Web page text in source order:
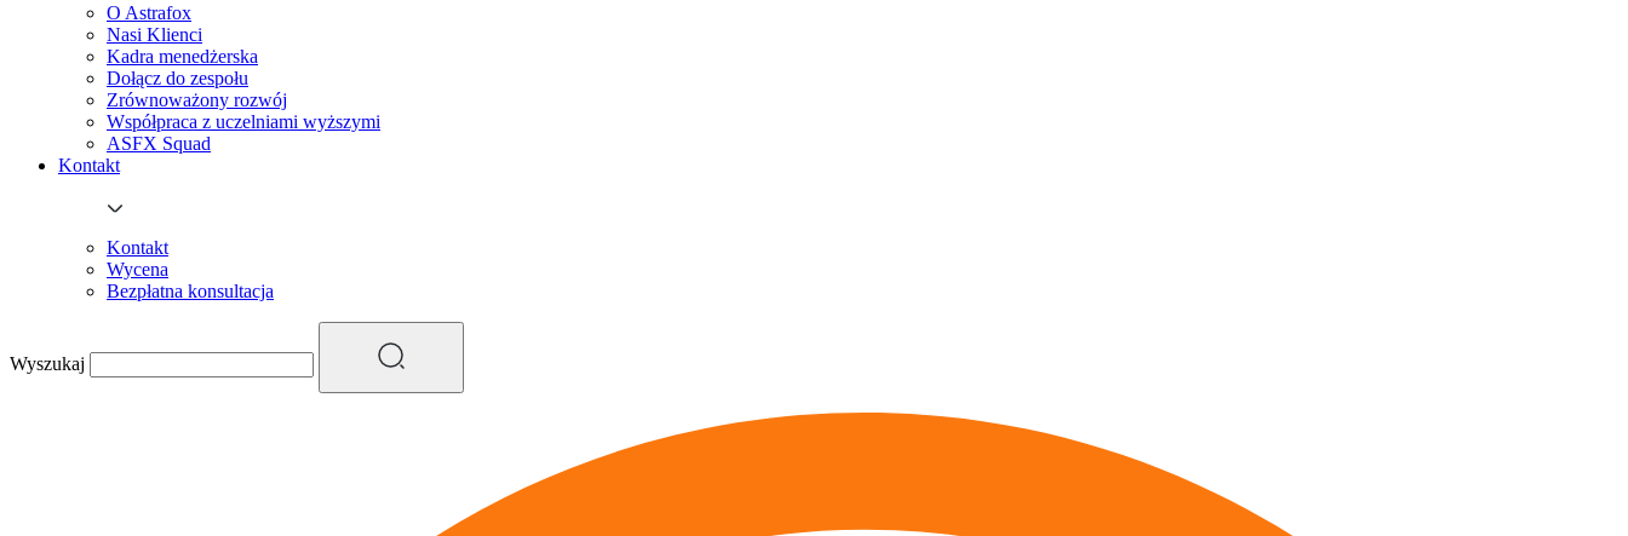
O Astrafox
Nasi Klienci
Kadra menedżerska
Dołącz do zespołu
Zrównoważony rozwój
Współpraca z uczelniami wyższymi
ASFX Squad
Kontakt
Kontakt
Wycena
Bezpłatna konsultacja
Wyszukaj